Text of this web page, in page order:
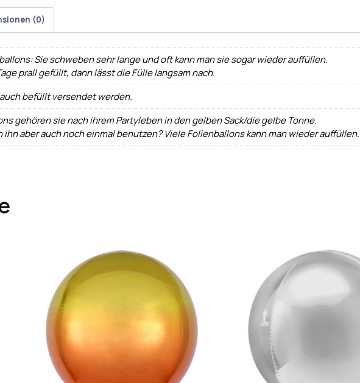
(0)
Sie schweben sehr lange und oft kann man sie sogar wieder auffüllen.
prall gefüllt, dann lässt die Fülle langsam nach.
befüllt versendet werden.
gehören sie nach ihrem Partyleben in den gelben Sack/die gelbe Tonne.
ihn aber auch noch einmal benutzen? Viele Folienballons kann man wieder auffüllen.